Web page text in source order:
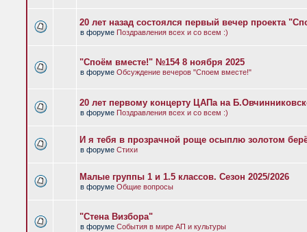
20 лет назад состоялся первый вечер проекта
в форуме Поздравления всех и со всем :)
"Споём вместе!" №154 8 ноября 2025
в форуме Обсуждение вечеров "Споем вместе!"
20 лет первому концерту ЦАПа на
в форуме Поздравления всех и со всем :)
И я тебя в прозрачной роще осыплю золотом
в форуме Стихи
Малые группы 1 и 1.5 классов. Сезон 2025/2026
в форуме Общие вопросы
"Стена Визбора"
в форуме События в мире АП и культуры